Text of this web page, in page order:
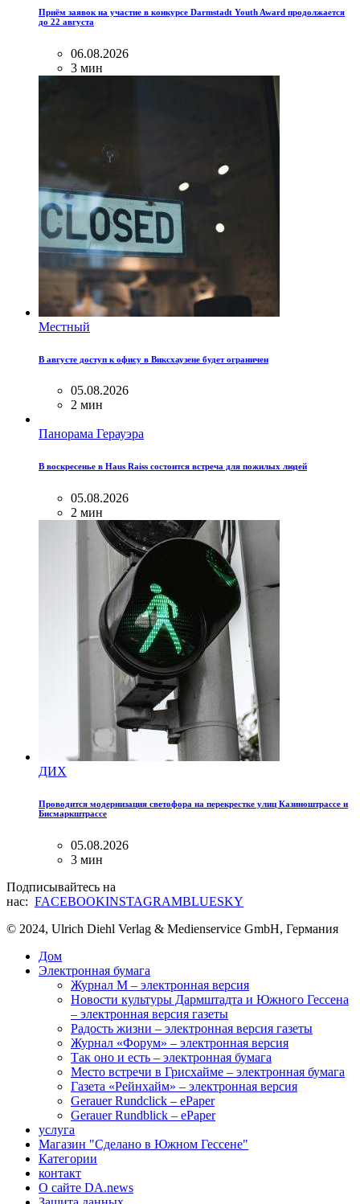
Приём заявок на участие в конкурсе Darmstadt Youth Award продолжается
до 22 августа
06.08.2026
3 мин
Местный
В августе доступ к офису в Виксхаузене будет ограничен
05.08.2026
2 мин
Панорама Герауэра
В воскресенье в Haus Raiss состоится встреча для пожилых людей
05.08.2026
2 мин
ДИХ
Проводится модернизация светофора на перекрестке улиц Казиноштрассе и
Бисмаркштрассе
05.08.2026
3 мин
Подписывайтесь на
нас: FACEBOOKINSTAGRAMBLUESKY
© 2024, Ulrich Diehl Verlag & Medienservice GmbH, Германия
Дом
Электронная бумага
Журнал M – электронная версия
Новости культуры Дармштадта и Южного Гессена
– электронная версия газеты
Радость жизни – электронная версия газеты
Журнал «Форум» – электронная версия
Так оно и есть – электронная бумага
Место встречи в Грисхайме – электронная бумага
Газета «Рейнхайм» – электронная версия
Gerauer Rundclick – ePaper
Gerauer Rundblick – ePaper
услуга
Магазин "Сделано в Южном Гессене"
Категории
контакт
О сайте DA.news